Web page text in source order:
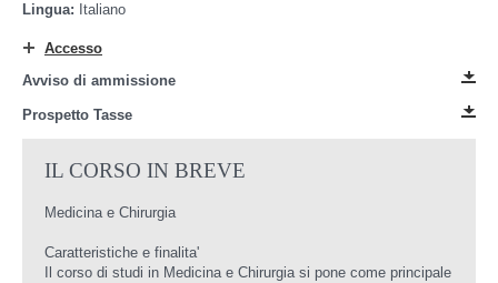
Lingua: Italiano
Accesso
Avviso di ammissione
Prospetto Tasse
IL CORSO IN BREVE
Medicina e Chirurgia
Caratteristiche e finalita'
Il corso di studi in Medicina e Chirurgia si pone come principale